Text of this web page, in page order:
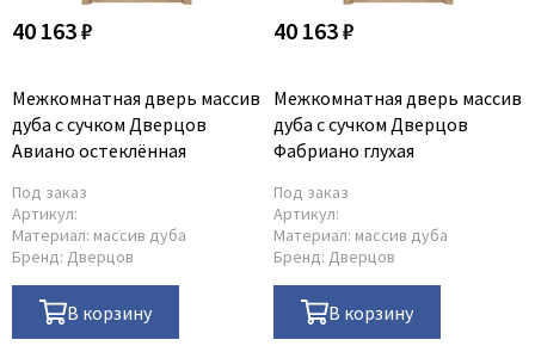
40 163 ₽
Межкомнатная дверь массив
дуба с сучком Дверцов
Авиано остеклённая
Под заказ
Артикул:
Материал: массив дуба
Бренд: Дверцов
В корзину
40 163 ₽
Межкомнатная дверь массив
дуба с сучком Дверцов
Фабриано глухая
Под заказ
Артикул:
Материал: массив дуба
Бренд: Дверцов
В корзину